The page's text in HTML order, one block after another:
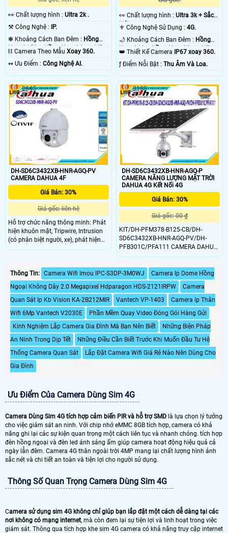
️👀 Chất lượng hình : Ultra 2k .
⚒ Công Nghệ :
IP.
❃ Khoảng Cách Ban Đêm : Hồng
Ngoại 150m Hồng Ngoại Smart IR.
⛓ Camera Theo Mẫu Xoay 360.
️↭ Ưu Điểm : Công Nghệ AI.
️👀 Chất lượng hình :Ultra 3k + Sắc
Nét .
⚜️ Công Nghệ Sử Dụng :4G.
🌙 Khoảng Cách Ban Đêm : Hồng
Ngoại 30m Hồng Ngoại Smart IR.
👑 Thiết Kế Camera
IP67 xoay 360.
️ƒ Điểm Nỗi Bật :Thu Âm Và Loa.
DH-SD6C3432XB-HNR-AGQ-PV
CAMERA DAHUA 4F
Giá Bán: 30%
Giá gốc: liên hệ
Hỗ trợ chức năng thông minh: Phát
hiện khuôn mặt, Tripwire, Intrusion
(có phân biệt người, xe), phát hiện
vật thể bỏ rơi, vật thể bị lấy mất, di
năng tuần tra: 300 điểm, 8 tour, 5
pattern, 5 scan, pan, idle motion. Hỗ
trợ chức năng Auto Tracking theo
đối tượng
2645
DH-SD6C3432XB-HNR-AGQ-P
CAMERA NĂNG LƯỢNG MẶT TRỜI
DAHUA 4G Kết Nối 4G
Giá Bán: 30%
Giá gốc: 00 ₫
KIT/DH-PFM378-B125-CB/DH-
SD6C3432XB-HNR-AGQ-PV/DH-
PFB301C/PFA111 CAMERA DAHUA
4G NĂNG LƯỢNG MẶT TRỜI hệ
tích hợp (không có pin lithium), tất
cả trong một thiết kế, sử dụng 4G để
truyền dữ liệu giám sát và năng
lượng mặt trời thành năng lượng,
cài đặt dễ dàng/nhanh chóng và có
thể tiết kiệm hệ thống dây điện ở
mức độ lớn nhất. KIT/DH-PFM378-
B125-CB/DH-SD6C3432XB-HNR-
AGQ-PV/DH-PFB301C/PFA111
CAMERA DAHUA 4G NĂNG LƯỢNG
MẶT TRỜI sở hữu thiết kế cũng như
3138
Thông Tin: Camera Wifi Imou IPC-S3DP-3M0WJ
Camera Ip Dome Hồng
Ngoại Không Dây 2.0 Megapixel Hdparagon HDS-2121IRPW
Camera
Quan Sát Ip Kb Vision KA-2B212MIR
Vantech VP-1403
Camera Ip Thân
Wifi 6Mp Vantech V2030E
Phần Mềm Quay Video Đóng Gói Hàng Gửi
Kinh Nghiệm Lắp Camera Gia Đình Mà Bạn Nên Biết
Những Biện Pháp
An Ninh Trong Dịp Tết
Những Điều Cần Biết Trước Khi Muốn Đầu Tư Hệ
Thống Camera Quan Sát
Lắp Đặt Camera Wifi Giá Rẻ Nào Nên Dùng Cho
Gia Đình
Ưu Điểm Của Camera Dùng Sim 4G
Camera Dùng Sim 4G tích hợp cảm biến PIR và hỗ trợ SMD là lựa chọn lý tưởng
cho việc giám sát an ninh. Với chip nhớ eMMC 8GB tích hợp, camera có khả
năng ghi lại các sự kiện quan trọng một cách liên tục và nhanh chóng. tích hợp
đèn hồng ngoại và đèn led ánh sáng ấm giúp camera hoạt động hiệu quả cả
ngày lẫn đêm. Camera 4G thân ngoài trời 4MP mang lại chất lượng hình ảnh
sắc nét và chi tiết an toàn và tiện lợi cho người sử dụng.
Thông Số Quan Trọng Camera Dùng Sim 4G
Camera sử dụng sim 4G không chỉ giúp bạn lắp đặt một cách dễ dàng tại các
nơi không có mạng internet, mà còn đem lại sự tiện lợi và linh hoạt trong việc
giám sát. Thông qua tích hợp khe sim 4G camera có khả năng truy cập internet